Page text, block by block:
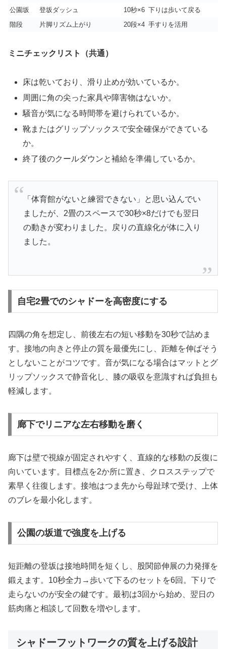
公園坂
登坂ダッシュ 10秒×6 下りは歩いて戻る
階段
片脚リズム上がり 20段×4 手すりを活用
ミニチェックリスト（共通）
床は乾いており、滑り止めが効いているか。
周囲に角の尖った家具や障害物はないか。
騒音が気になる時間帯を避けられているか。
靴またはグリップソックスで安全確保ができている
か。
終了後のクールダウンと補給を準備しているか。
「体育館がないと練習できない」と思い込んでい
ましたが、2畳のスペースで30秒×8だけでも翌日
の動きが変わりました。戻りの直線化が体に入り
ました。
自宅2畳でのシャドーを高密度にする
四隅の角を想定し、前後左右の短い移動を30秒で詰めま
す。接地の向きと停止の質を最優先にし、距離を伸ばそう
としないことがコツです。音が気になる場合はマットとグ
リップソックスで静音化し、膝の吸収を意識すれば負担も
軽減します。
廊下でリニアな左右移動を磨く
廊下は壁で視線が固定されやすく、直線的な移動の反復に
向いています。目標点を2か所に置き、クロスステップで
素早く往復します。接地はつま先から母趾球で受け、上体
のブレを最小化します。
公園の坂道で強度を上げる
短距離の登坂は接地時間を短くし、股関節伸展の力発揮を
鍛えます。10秒全力→歩いて下るのセットを6回。下りで
走らないのが安全の鍵です。最初は3回から始め、翌日の
筋肉痛と相談して回数を増やします。
シャドーフットワークの質を上げる設計